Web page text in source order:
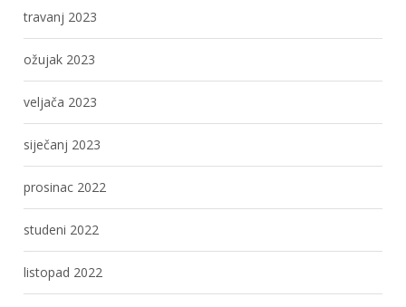
travanj 2023
ožujak 2023
veljača 2023
siječanj 2023
prosinac 2022
studeni 2022
listopad 2022